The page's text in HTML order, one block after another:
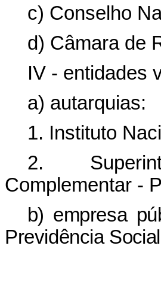
c) Conselho
d) Câmara de
IV - entidades
a) autarquias:
1. Instituto
2.
Complementar -
b) empresa
Previdência